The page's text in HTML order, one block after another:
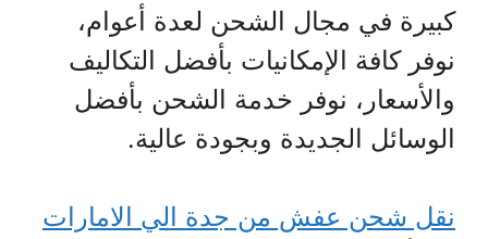
كبيرة في مجال الشحن لعدة أعوام،
نوفر كافة الإمكانيات بأفضل التكاليف
والأسعار، نوفر خدمة الشحن بأفضل
الوسائل الجديدة وبجودة عالية.
نقل شحن عفش من جدة الي الامارات